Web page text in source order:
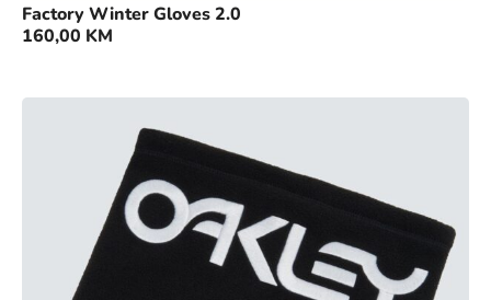
Factory Winter Gloves 2.0
160,00 KM